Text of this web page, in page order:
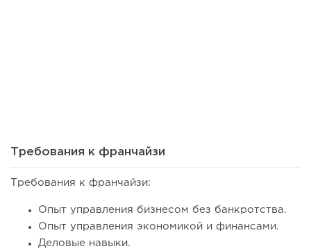
Требования к франчайзи
Требования к франчайзи:
Опыт управления бизнесом без банкротства.
Опыт управления экономикой и финансами.
Деловые навыки.